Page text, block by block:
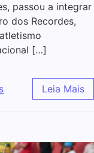
passou a integrar
dos Recordes,
[…]
Leia Mais